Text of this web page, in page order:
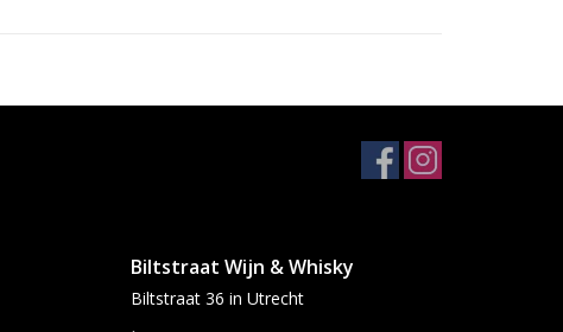
Biltstraat Wijn & Whisky
Biltstraat 36 in Utrecht